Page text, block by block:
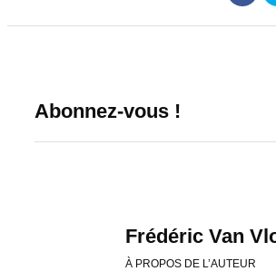
Abonnez-vous !
Frédéric Van
À PROPOS DE L’AUTEUR